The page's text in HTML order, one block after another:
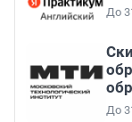
До
До